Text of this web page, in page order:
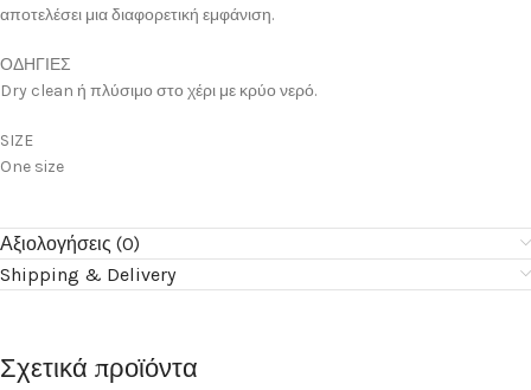
αποτελέσει μια διαφορετική εμφάνιση.
ΟΔΗΓΙΕΣ
Dry clean ή πλύσιμο στο χέρι με κρύο νερό.
SIZE
One size
Αξιολογήσεις (0)
Shipping & Delivery
Σχετικά προϊόντα